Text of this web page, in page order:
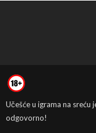
Učešće u igrama na
odgovorno!